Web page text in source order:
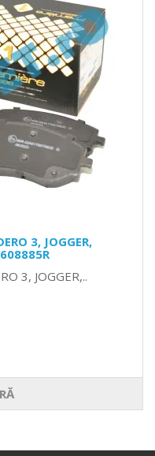
3, JOGGER,
3, JOGGER,..